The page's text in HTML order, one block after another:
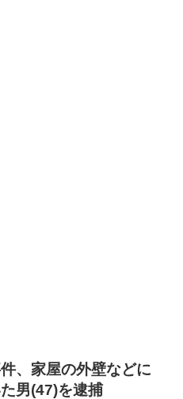
、家屋の外壁などに
男(47)を逮捕